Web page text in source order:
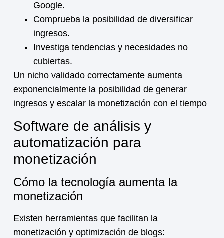
Google.
Comprueba la posibilidad de diversificar
ingresos.
Investiga tendencias y necesidades no
cubiertas.
Un nicho validado correctamente aumenta
exponencialmente la posibilidad de generar
ingresos y escalar la monetización con el tiempo
Software de análisis y
automatización para
monetización
Cómo la tecnología aumenta la
monetización
Existen herramientas que facilitan la
monetización y optimización de blogs: